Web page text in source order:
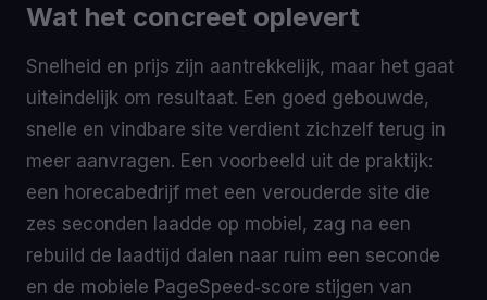
Wat het concreet oplevert
Snelheid en prijs zijn aantrekkelijk, maar het gaat
uiteindelijk om resultaat. Een goed gebouwde,
snelle en vindbare site verdient zichzelf terug in
meer aanvragen. Een voorbeeld uit de praktijk:
een horecabedrijf met een verouderde site die
zes seconden laadde op mobiel, zag na een
rebuild de laadtijd dalen naar ruim een seconde
en de mobiele PageSpeed‑score stijgen van